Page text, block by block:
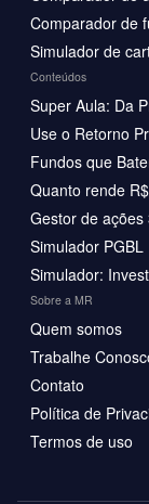
Comparador de
Simulador de
Conteúdos
Super Aula: Da
Use o Retorno
Fundos que
Quanto rende
Gestor de ações
Simulador PGBL
Simulador:
Sobre a MR
Quem somos
Trabalhe
Contato
Política de
Termos de uso